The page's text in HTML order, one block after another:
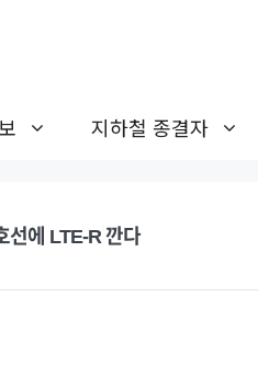
지하철 종결자
선에 LTE-R 깐다